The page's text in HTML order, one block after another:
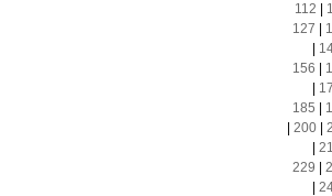
112
127
156
185
200|
229